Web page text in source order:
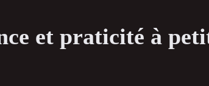
et praticité à